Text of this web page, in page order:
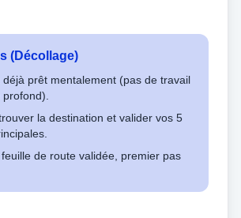
(Décollage)
déjà prêt mentalement (pas de travail
la destination et valider vos 5
de route validée, premier pas